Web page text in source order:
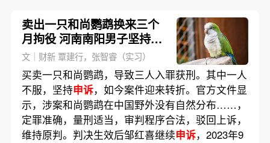
卖出一只和尚鹦鹉换来三个
月拘役 河南南阳男子坚持申
诉 获再审
文｜财新 覃建行，张智睿（实习）
买卖一只和尚鹦鹉，导致三人入罪获刑。其中一人
不服，坚持申诉，如今案件迎来转折。官方文件显
示，涉案和尚鹦鹉在中国野外没有自然分布……，
定罪准确，量刑适当，审判程序合法，驳回上诉，
维持原判。判决生效后邹红喜继续申诉，2023年9